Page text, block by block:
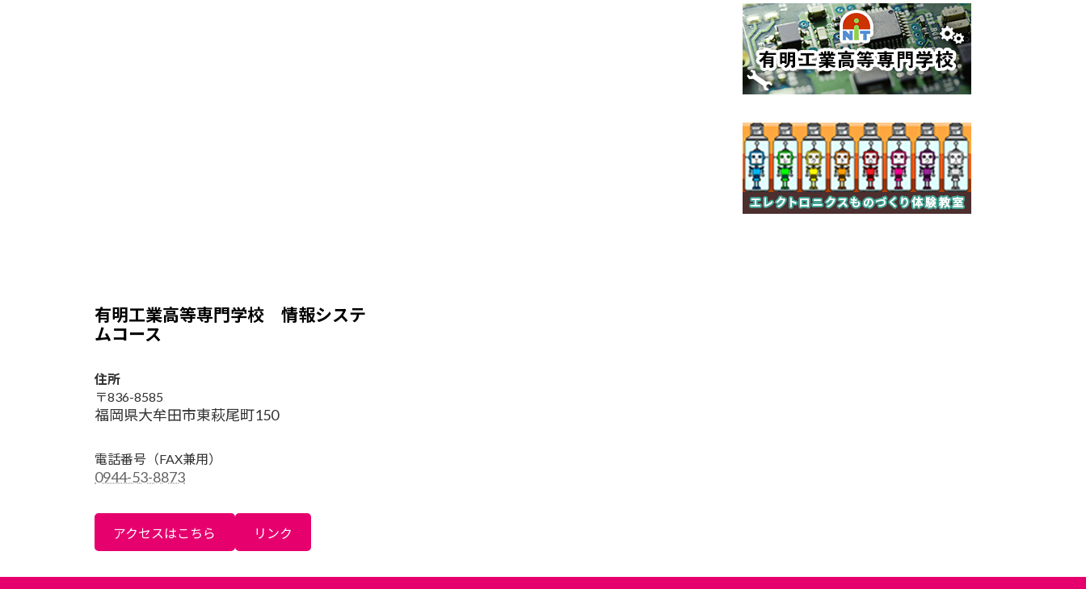
有明工業高等専門学校 情報システ
ムコース
住所
〒836-8585
福岡県大牟田市東萩尾町150
電話番号 （FAX兼用）
0944-53-8873
アクセスはこちら リンク